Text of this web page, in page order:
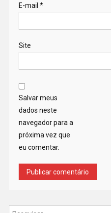
E-mail *
Site
Salvar meus
dados neste
navegador para a
próxima vez que
eu comentar.